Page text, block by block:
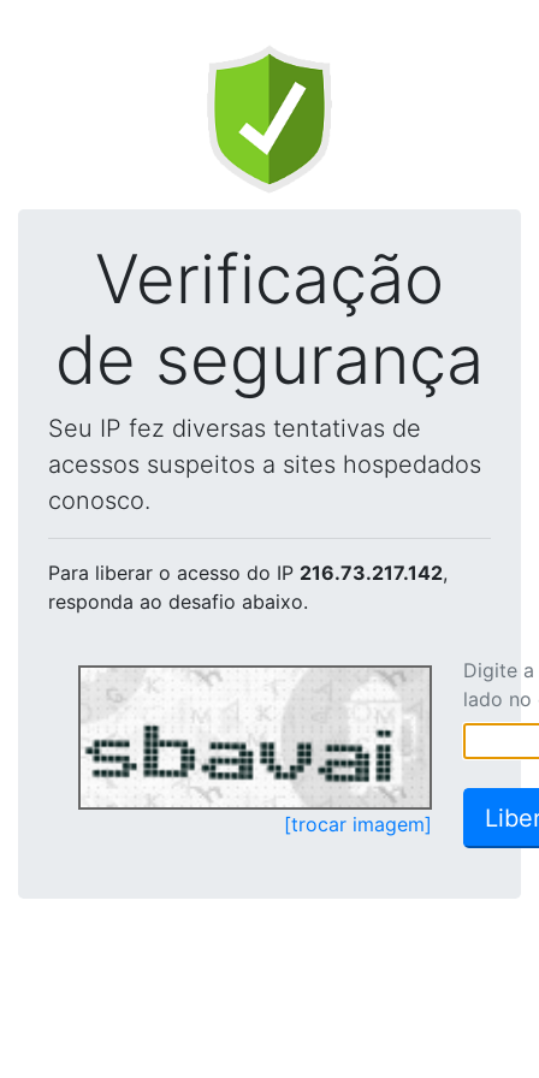
Verificação
de segurança
Seu IP fez diversas tentativas de
acessos suspeitos a sites hospedados
conosco.
Para liberar o acesso do IP 216.73.217.142,
responda ao desafio abaixo.
[trocar imagem]
Digite
lado no